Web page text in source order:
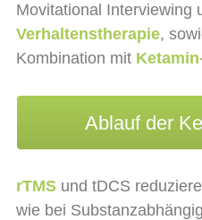
Movitational Interviewing
Verhaltenstherapie,
Kombination mit
Ablauf der
rTMSund tDCS
wie bei